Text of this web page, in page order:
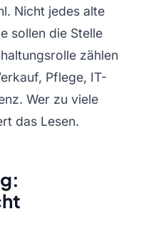
Nicht jedes alte
sollen die Stelle
zählen
Pflege, IT-
Wer zu viele
das Lesen.